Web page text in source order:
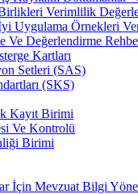
Verimlilik
Uygulama Örnekleri
Değerlendirme
Kartları
Setleri (SAS)
(SKS)
Kayıt Birimi
Ve Kontrolü
Birimi
İçin Mevzuat Bilgi